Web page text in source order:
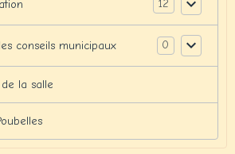
12
conseils municipaux 0
la salle